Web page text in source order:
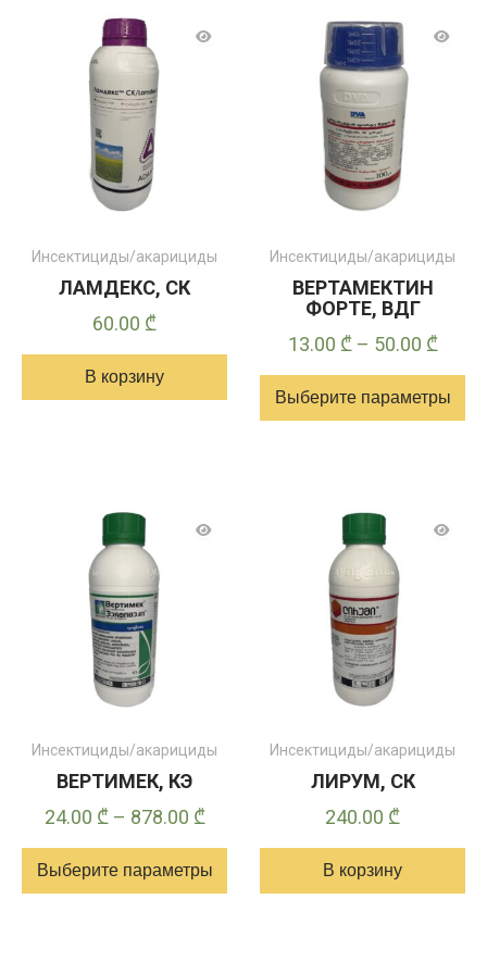
несколько
вариантов.
Опции
можно
выбрать
на
странице
товара
Инсектициды/акарициды
ЛАМДЕКС, СК
60.00 ₾
В корзину
Инсектициды/акарициды
ВЕРТАМЕКТИН
ФОРТЕ, ВДГ
13.00 ₾ – 50.00 ₾
цен:
Выберите параметры
несколько
вариантов.
Опции
можно
выбрать
на
странице
товара
Инсектициды/акарициды
ВЕРТИМЕК, КЭ
24.00 ₾ – 878.00 ₾Диапазон
цен:
24.00 ₾
Выберите параметры
Инсектициды/акарициды
ЛИРУМ, СК
240.00 ₾
В корзину